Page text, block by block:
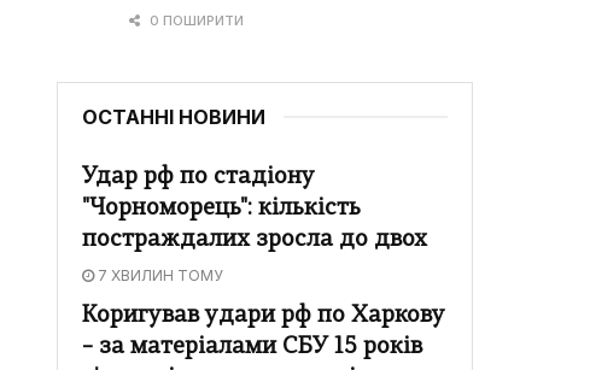
0 ПОШИРИТИ
ОСТАННІ НОВИНИ
Удар рф по стадіону
"Чорноморець": кількість
постраждалих зросла до двох
7 ХВИЛИН ТОМУ
Коригував удари рф по Харкову
– за матеріалами СБУ 15 років